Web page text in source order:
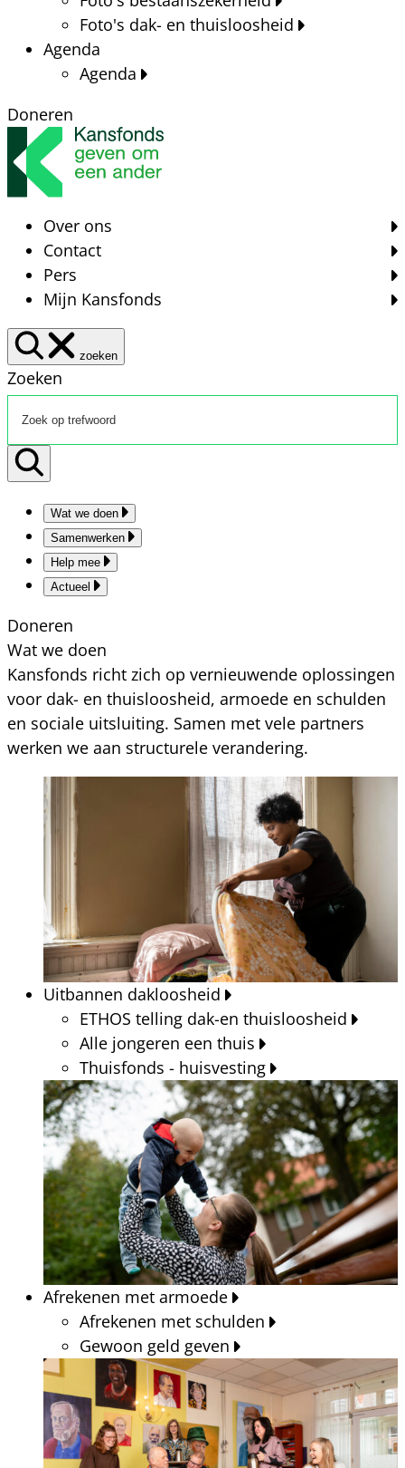
Foto's dak- en thuisloosheid
Agenda
Agenda
Doneren
Over ons
Contact
Pers
Mijn Kansfonds
zoeken
Zoeken
Wat we doen
Samenwerken
Help mee
Actueel
Doneren
Wat we doen
Kansfonds richt zich op vernieuwende oplossingen
voor dak- en thuisloosheid, armoede en schulden
en sociale uitsluiting. Samen met vele partners
werken we aan structurele verandering.
Uitbannen dakloosheid
ETHOS telling dak-en thuisloosheid
Alle jongeren een thuis
Thuisfonds - huisvesting
Afrekenen met armoede
Afrekenen met schulden
Gewoon geld geven